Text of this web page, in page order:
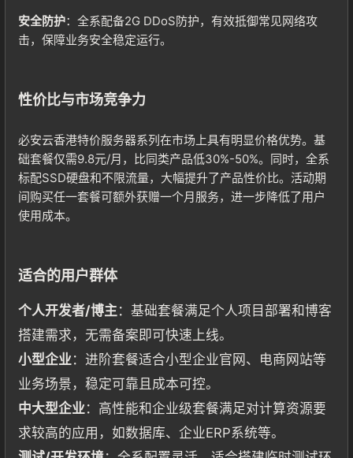
安全防护：全系配备2G DDoS防护，有效抵御常见网络攻
击，保障业务安全稳定运行。
性价比与市场竞争力
必安云香港特价服务器系列在市场上具有明显价格优势。基
础套餐仅需9.8元/月，比同类产品低30%-50%。同时，全系
标配SSD硬盘和不限流量，大幅提升了产品性价比。活动期
间购买任一套餐可额外获赠一个月服务，进一步降低了用户
使用成本。
适合的用户群体
个人开发者/博主 ：基础套餐满足个人项目部署和博客
搭建需求，无需备案即可快速上线。
小型企业 ：进阶套餐适合小型企业官网、电商网站等
业务场景，稳定可靠且成本可控。
中大型企业 ：高性能和企业级套餐满足对计算资源要
求较高的应用，如数据库、企业ERP系统等。